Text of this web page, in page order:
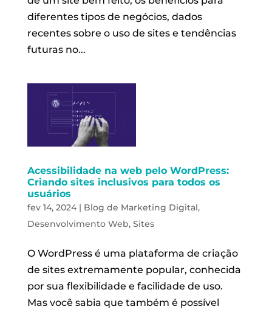
diferentes tipos de negócios, dados
recentes sobre o uso de sites e tendências
futuras no...
Acessibilidade na web pelo WordPress:
Criando sites inclusivos para todos os
usuários
fev 14, 2024| Blog de Marketing Digital,
Desenvolvimento Web, Sites
O WordPress é uma plataforma de criação
de sites extremamente popular, conhecida
por sua flexibilidade e facilidade de uso.
Mas você sabia que também é possível